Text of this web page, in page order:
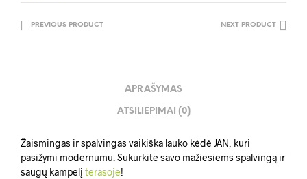
PREVIOUS PRODUCT NEXT PRODUCT
APRAŠYMAS
ATSILIEPIMAI (0)
Žaismingas ir spalvingas vaikiška lauko kėdė JAN, kuri
pasižymi modernumu. Sukurkite savo mažiesiems spalvingą ir
saugų kampelį terasoje!